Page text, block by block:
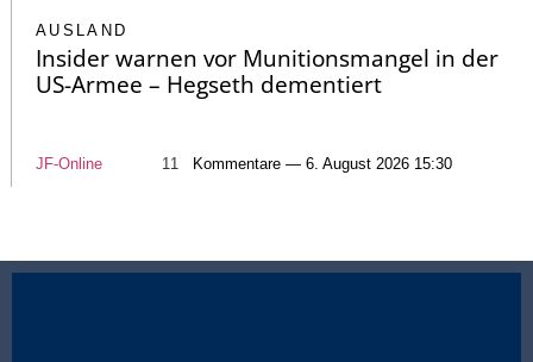
AUSLAND
Insider warnen vor Munitionsmangel in der
US-Armee – Hegseth dementiert
JF-Online 11 Kommentare — 6. August 2026 15:30